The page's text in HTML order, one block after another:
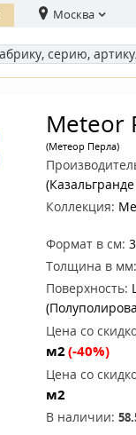
Москва
Meteor
(Метеор Перла)
Коллекция:
Формат в см:
Толщина в мм:
Поверхность:
Цена со
м2(-40%)
Цена со
м2
В наличии: